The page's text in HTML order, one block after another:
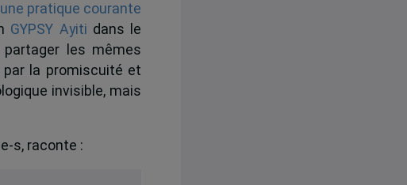
pratique courante
GYPSY Ayiti dans le
les mêmes
la promiscuité et
invisible, mais
s, raconte :